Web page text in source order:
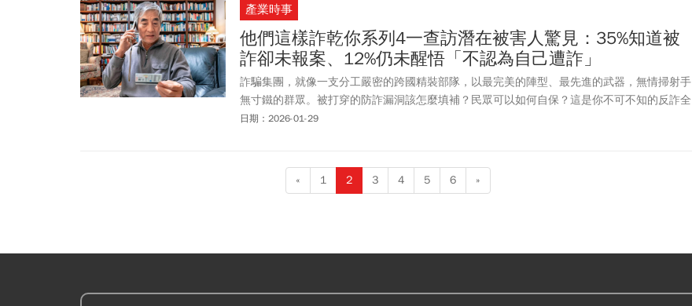
產業時事
他們這樣詐乾你系列4一查訪潛在被害人驚見：35%知道被
詐卻未報案、12%仍未醒悟「不認為自己遭詐」
詐騙集團，就像一支分工嚴密的跨國精裝部隊，以最完美的陣型、最先進的武器，無情掃射手
無寸鐵的群眾。被打穿的防詐漏洞該怎麼填補？民眾可以如何自保？這是你不可不知的反詐全
攻略。
日期：2026-01-29
« 1 2 3 4 5 6 »